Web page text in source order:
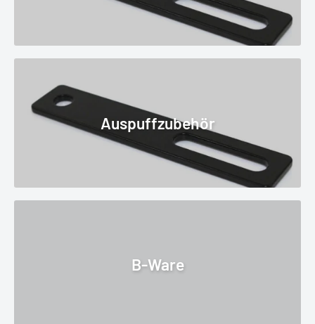
Auspuffzubehör
B-Ware